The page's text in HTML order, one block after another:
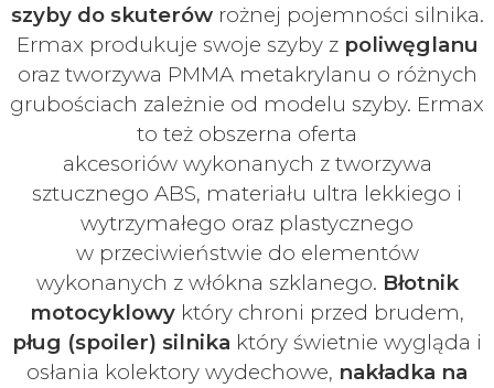
szyby do skuterówrożnej pojemności silnika.
Ermax produkuje swoje szyby z poliwęglanu
oraz tworzywa PMMA metakrylanu o różnych
grubościach zależnie od modelu szyby. Ermax
to też obszerna oferta
akcesoriów wykonanych z tworzywa
sztucznego ABS, materiału ultra lekkiego i
wytrzymałego oraz plastycznego
w przeciwieństwie do elementów
wykonanych z włókna szklanego. Błotnik
motocyklowy który chroni przed brudem,
pług (spoiler) silnika który świetnie wygląda i
osłania kolektory wydechowe, nakładka na